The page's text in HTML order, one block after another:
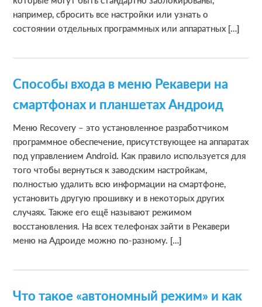
например, сбросить все настройки или узнать о
состоянии отдельных программных или аппаратных […]
Способы входа в меню Рекавери на
смартфонах и планшетах Андроид
Меню Recovery – это установленное разработчиком
программное обеспечение, присутствующее на аппаратах
под управлением Android. Как правило используется для
того чтобы вернуться к заводским настройкам,
полностью удалить всю информации на смартфоне,
установить другую прошивку и в некоторых других
случаях. Также его ещё называют режимом
восстановления. На всех телефонах зайти в Рекавери
меню на Адроиде можно по-разному. […]
Что такое «автономный режим» и как